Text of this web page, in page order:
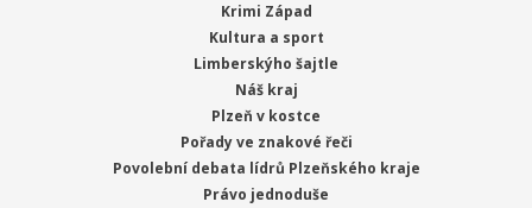
Krimi Západ
Kultura a sport
Limberskýho šajtle
Náš kraj
Plzeň v kostce
Pořady ve znakové řeči
Povolební debata lídrů Plzeňského kraje
Právo jednoduše